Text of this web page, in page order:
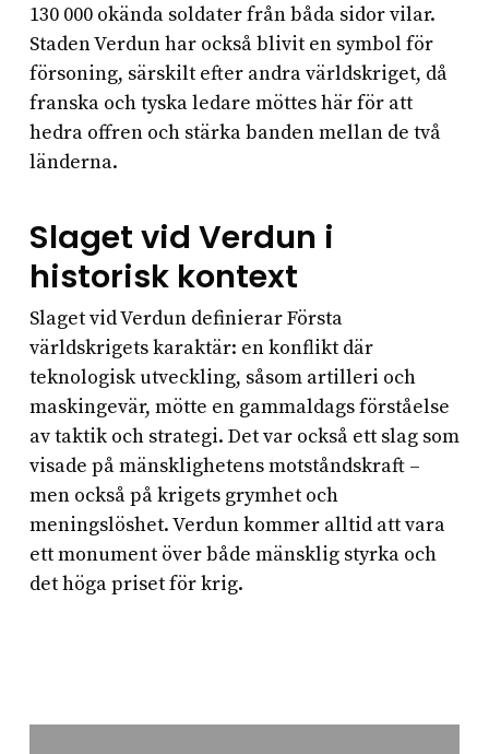
130 000 okända soldater från båda sidor vilar.
Staden Verdun har också blivit en symbol för
försoning, särskilt efter andra världskriget, då
franska och tyska ledare möttes här för att
hedra offren och stärka banden mellan de två
länderna.
Slaget vid Verdun i
historisk kontext
Slaget vid Verdun definierar Första
världskrigets karaktär: en konflikt där
teknologisk utveckling, såsom artilleri och
maskingevär, mötte en gammaldags förståelse
av taktik och strategi. Det var också ett slag som
visade på mänsklighetens motståndskraft –
men också på krigets grymhet och
meningslöshet. Verdun kommer alltid att vara
ett monument över både mänsklig styrka och
det höga priset för krig.